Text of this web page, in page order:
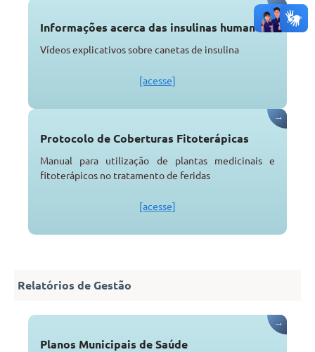
Informações acerca das insulinas humanas
Vídeos explicativos sobre canetas de insulina
[acesse]
→
Protocolo de Coberturas Fitoterápicas
Manual para utilização de plantas medicinais e
fitoterápicos no tratamento de feridas
[acesse]
→
Relatórios de Gestão
Planos Municipais de Saúde
→